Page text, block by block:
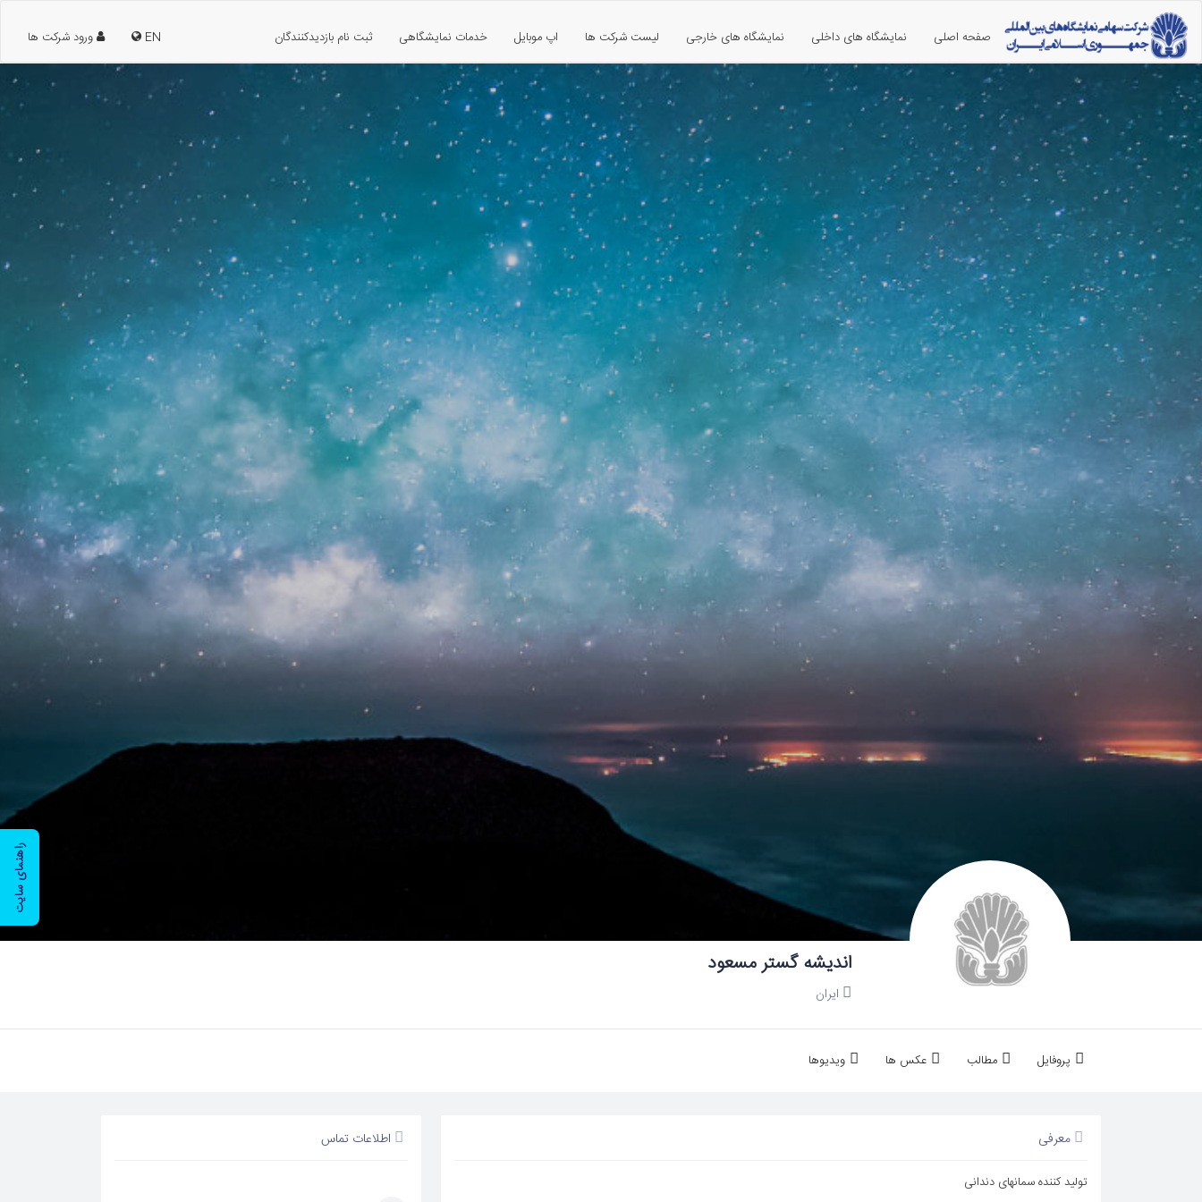
صفحه اصلی نمایشگاه های داخلی نمایشگاه های خارجی لیست شرکت ها اپ موبایل خدمات نمایشگاهی ثبت نام بازدیدکنندگان EN ورود شرکت ها
راهنمای سایت
اندیشه گستر مسعود
ایران
پروفایل مطالب عکس ها ویدیوها
معرفی
تولید کننده سمانهای دندانی
اطلاعات تماس